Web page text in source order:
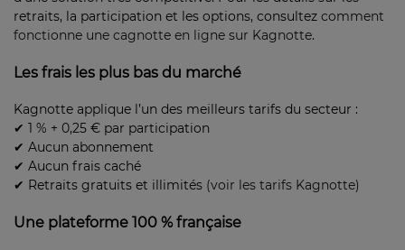
retraits, la participation et les options, consultez comment
fonctionne une cagnotte en ligne sur Kagnotte.
Les frais les plus bas du marché
Kagnotte applique l’un des meilleurs tarifs du secteur :
✔ 1 % + 0,25 € par participation
✔ Aucun abonnement
✔ Aucun frais caché
✔ Retraits gratuits et illimités (voir les tarifs Kagnotte)
Une plateforme 100 % française